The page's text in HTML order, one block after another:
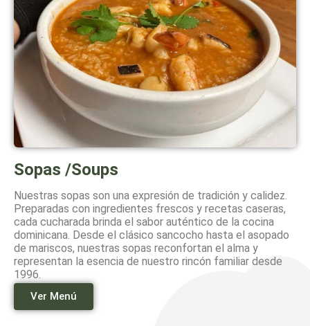
Sopas /Soups
Nuestras sopas son una expresión de tradición y calidez.
Preparadas con ingredientes frescos y recetas caseras,
cada cucharada brinda el sabor auténtico de la cocina
dominicana. Desde el clásico sancocho hasta el asopado
de mariscos, nuestras sopas reconfortan el alma y
representan la esencia de nuestro rincón familiar desde
1996.
Ver Menú